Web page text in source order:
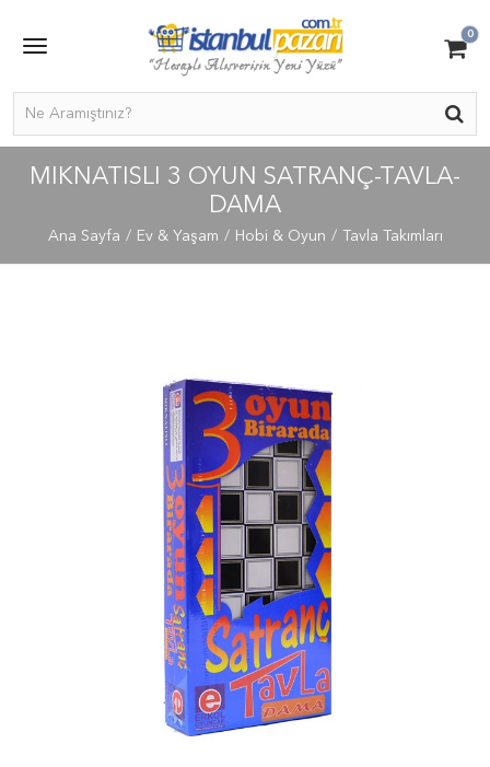
0
MIKNATISLI 3 OYUN SATRANÇ-TAVLA-
DAMA
Ana Sayfa Ev & Yaşam Hobi & Oyun Tavla Takımları